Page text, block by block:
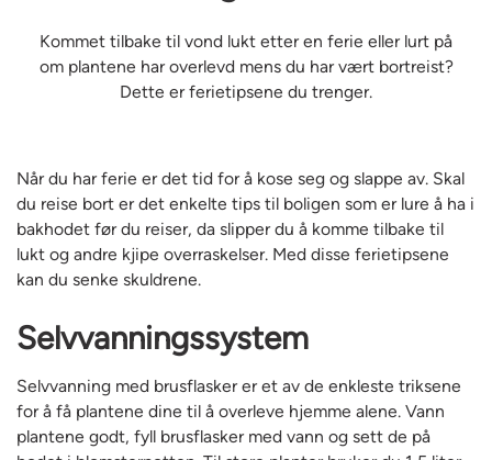
Kommet tilbake til vond lukt etter en ferie eller lurt på
om plantene har overlevd mens du har vært bortreist?
Dette er ferietipsene du trenger.
Når du har ferie er det tid for å kose seg og slappe av. Skal
du reise bort er det enkelte tips til boligen som er lure å ha i
bakhodet før du reiser, da slipper du å komme tilbake til
lukt og andre kjipe overraskelser. Med disse ferietipsene
kan du senke skuldrene.
Selvvanningssystem
Selvvanning med brusflasker er et av de enkleste triksene
for å få plantene dine til å overleve hjemme alene. Vann
plantene godt, fyll brusflasker med vann og sett de på